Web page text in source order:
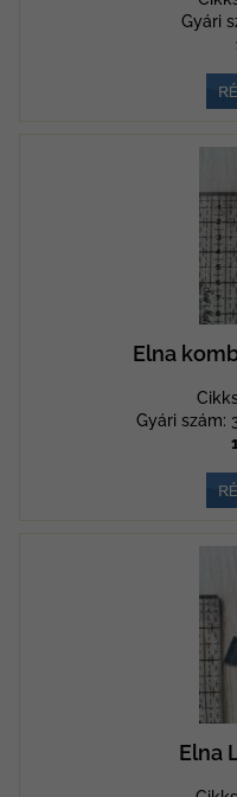
Gyári
Elna
Gyári szám:
Elna